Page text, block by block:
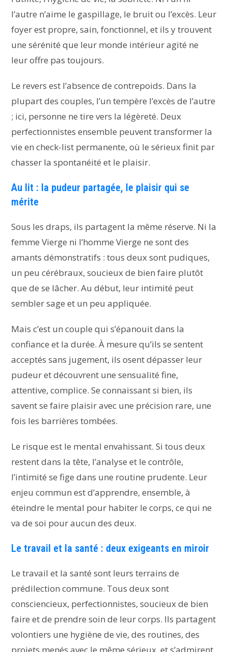
l’autre n’aime le gaspillage, le bruit ou l’excès. Leur
foyer est propre, sain, fonctionnel, et ils y trouvent
une sérénité que leur monde intérieur agité ne
leur offre pas toujours.
Le revers est l’absence de contrepoids. Dans la
plupart des couples, l’un tempère l’excès de l’autre
; ici, personne ne tire vers la légèreté. Deux
perfectionnistes ensemble peuvent transformer la
vie en check-list permanente, où le sérieux finit par
chasser la spontanéité et le plaisir.
Au lit : la pudeur partagée, le plaisir qui se
mérite
Sous les draps, ils partagent la même réserve. Ni la
femme Vierge ni l’homme Vierge ne sont des
amants démonstratifs : tous deux sont pudiques,
un peu cérébraux, soucieux de bien faire plutôt
que de se lâcher. Au début, leur intimité peut
sembler sage et un peu appliquée.
Mais c’est un couple qui s’épanouit dans la
confiance et la durée. À mesure qu’ils se sentent
acceptés sans jugement, ils osent dépasser leur
pudeur et découvrent une sensualité fine,
attentive, complice. Se connaissant si bien, ils
savent se faire plaisir avec une précision rare, une
fois les barrières tombées.
Le risque est le mental envahissant. Si tous deux
restent dans la tête, l’analyse et le contrôle,
l’intimité se fige dans une routine prudente. Leur
enjeu commun est d’apprendre, ensemble, à
éteindre le mental pour habiter le corps, ce qui ne
va de soi pour aucun des deux.
Le travail et la santé : deux exigeants en miroir
Le travail et la santé sont leurs terrains de
prédilection commune. Tous deux sont
consciencieux, perfectionnistes, soucieux de bien
faire et de prendre soin de leur corps. Ils partagent
volontiers une hygiène de vie, des routines, des